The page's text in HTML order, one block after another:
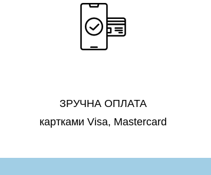
ЗРУЧНА ОПЛАТА
картками Visa, Mastercard